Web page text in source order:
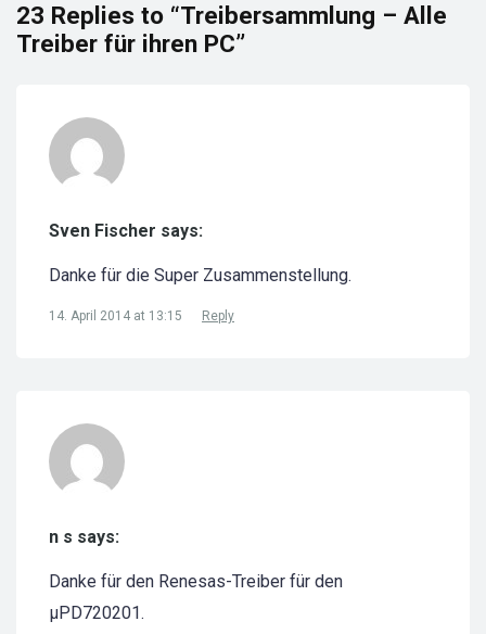
23 Replies to “Treibersammlung – Alle
Treiber für ihren PC”
Sven Fischer says:
Danke für die Super Zusammenstellung.
14. April 2014 at 13:15 Reply
n s says:
Danke für den Renesas-Treiber für den
µPD720201.